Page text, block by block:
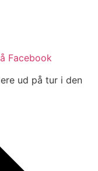
Facebook
ud på tur i den